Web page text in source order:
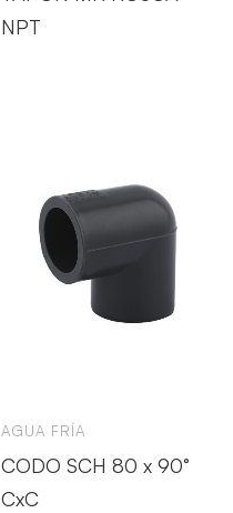
NPT
AGUA FRÍA
CODO SCH 80 x 90°
CxC